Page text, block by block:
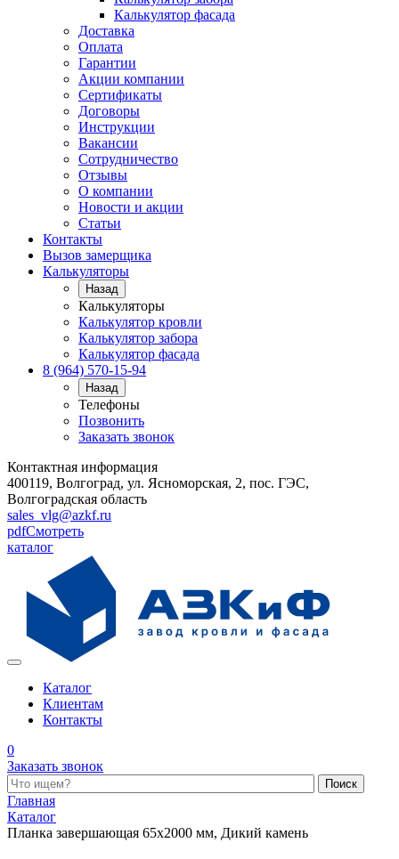
Калькулятор фасада
Доставка
Оплата
Гарантии
Акции компании
Сертификаты
Договоры
Инструкции
Вакансии
Сотрудничество
Отзывы
О компании
Новости и акции
Статьи
Контакты
Вызов замерщика
Калькуляторы
Назад
Калькуляторы
Калькулятор кровли
Калькулятор забора
Калькулятор фасада
8 (964) 570-15-94
Назад
Телефоны
Позвонить
Заказать звонок
Контактная информация
400119, Волгоград, ул. Ясноморская, 2, пос. ГЭС,
Волгоградская область
sales_vlg@azkf.ru
pdfСмотреть
каталог
Каталог
Клиентам
Контакты
0
Заказать звонок
Поиск по каталогу
Главная
Каталог
Планка завершающая 65x2000 мм, Дикий камень